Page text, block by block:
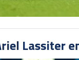
Lassiter